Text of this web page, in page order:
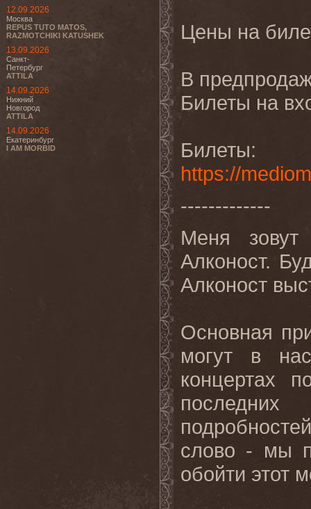
12.09.2026
Москва
REPUS TUTO MATOS,
RAZMOTCHIKI KATUSHEK
13.09.2026
Санкт-
Петербург
ATTILA
14.09.2026
Нижний
Новгород
ATTILA
14.09.2026
Екатеринбург
I AM MORBID
Цены на
В
Билеты на
Билеты:
https://
-------------
Меня зовут
Алконост.
Алконост
Основная
могут в
концертах
слово - мы
обойти этот